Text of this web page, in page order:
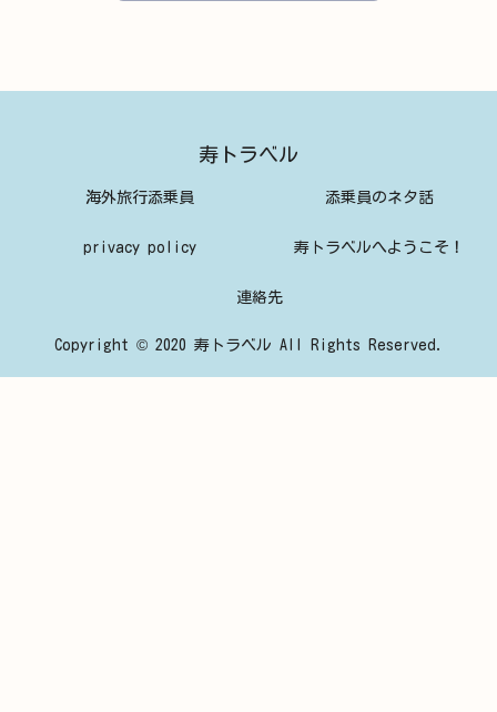
寿トラベル
海外旅行添乗員 添乗員のネタ話
privacy policy 寿トラベルへようこそ！
連絡先
Copyright © 2020 寿トラベル All Rights Reserved.